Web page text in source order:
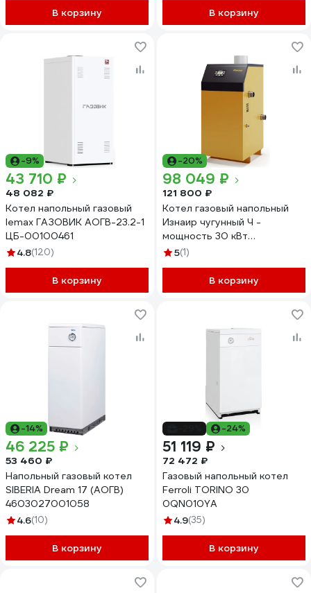
В корзину В корзину
-9%
43 710 ₽
48 082 ₽
Котел напольный газовый
lemax ГАЗОВИК АОГВ-23.2-1
ЦБ-00100461
4.8(120)
В корзину
-20%
98 049 ₽
121 800 ₽
Котел газовый напольный
Изнаир чугунный Ч -
мощность 30 кВт
4687205582331
5(1)
В корзину
-14%
46 225 ₽
53 460 ₽
Напольный газовый котел
SIBERIA Dream 17 (АОГВ)
4603027001058
4.6(10)
В корзину
-24%
51 119 ₽
72 472 ₽
Газовый напольный котел
Ferroli TORINO 30
0QN010YA
4.9(35)
В корзину